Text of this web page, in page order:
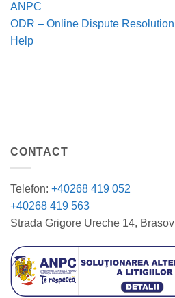
ANPC
ODR – Online Dispute Resolution
Help
CONTACT
Telefon: +40268 419 052
+40268 419 563
Strada Grigore Ureche 14, Brasov